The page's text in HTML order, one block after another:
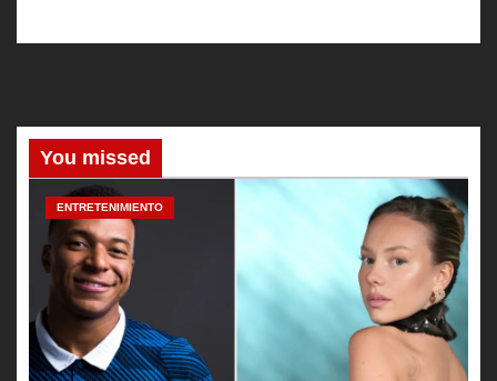
You missed
ENTRETENIMIENTO